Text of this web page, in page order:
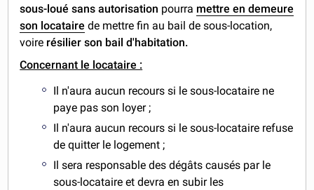
sous-loué sans autorisation pourra mettre en demeure
son locataire de mettre fin au bail de sous-location,
voire résilier son bail d'habitation.
Concernant le locataire :
Il n'aura aucun recours si le sous-locataire ne
paye pas son loyer ;
Il n'aura aucun recours si le sous-locataire refuse
de quitter le logement ;
Il sera responsable des dégâts causés par le
sous-locataire et devra en subir les